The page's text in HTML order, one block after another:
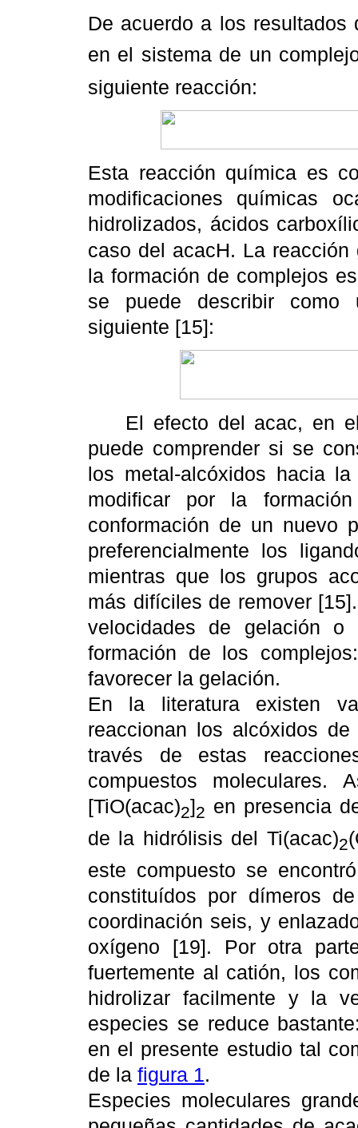
De acuerdo a los
en el sistema de un
siguiente reacción:
Esta reacción química es
modificaciones químicas
hidrolizados, ácidos
caso del acacH. La reacción
la formación de complejos
se puede describir como
siguiente [15]:
El efecto del acac, en el
puede comprender si se
los metal-alcóxidos hacia
modificar por la
conformación de un nuevo
preferencialmente los
mientras que los grupos
más difíciles de remover
velocidades de gelación o
formación de los
favorecer la gelación.
En la literatura existen
reaccionan los alcóxidos
través de estas
compuestos moleculares.
[TiO(acac)2]2 en presencia
de la hidrólisis del Ti(acac)2
este compuesto se
constituídos por dímeros
coordinación seis, y
oxígeno [19]. Por otra
fuertemente al catión, los
hidrolizar facilmente y la
especies se reduce
en el presente estudio tal
de la figura 1.
Especies moleculares